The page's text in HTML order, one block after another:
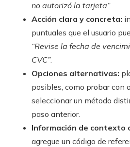
no autorizó la tarjeta”.
Acción clara y concreta:
puntuales que el usuario
“Revise la fecha de
CVC”.
Opciones alternativas:
posibles, como probar con
seleccionar un método
paso anterior.
Información de contexto
agregue un código de